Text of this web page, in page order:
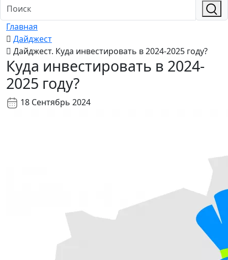
Главная
Дайджест
Дайджест. Куда инвестировать в 2024-2025 году?
Куда инвестировать в 2024-
2025 году?
18 Сентябрь 2024